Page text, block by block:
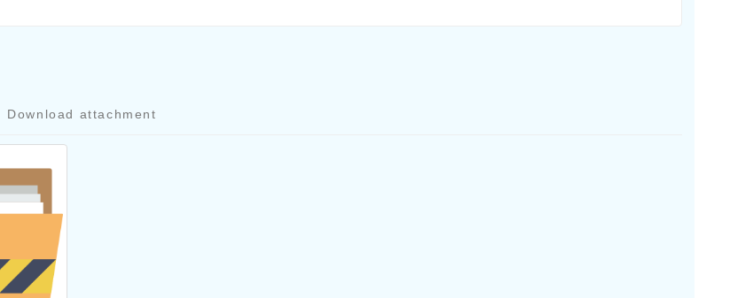
Download attachment